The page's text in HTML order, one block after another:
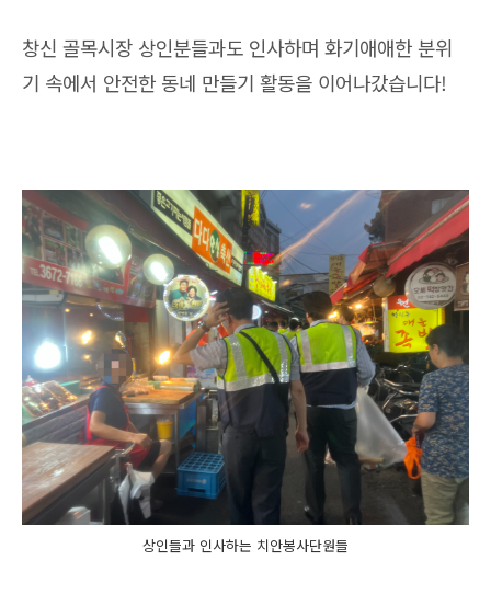
창신 골목시장 상인분들과도 인사하며 화기애애한 분위
기 속에서 안전한 동네 만들기 활동을 이어나갔습니다!
상인들과 인사하는 치안봉사단원들